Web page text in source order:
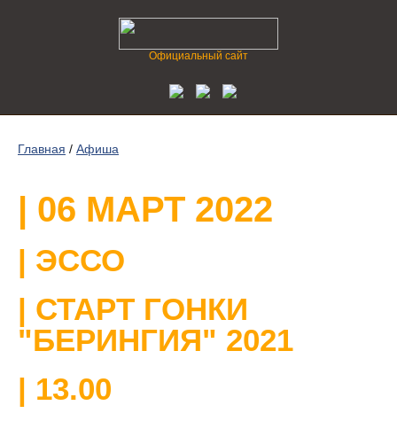
Официальный сайт
Главная / Афиша
| 06 МАРТ 2022
| ЭССО
| СТАРТ ГОНКИ
"БЕРИНГИЯ" 2021
| 13.00